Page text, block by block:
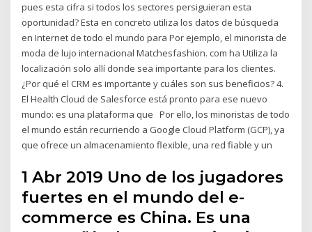
pues esta cifra si todos los sectores persiguieran esta
oportunidad? Esta en concreto utiliza los datos de búsqueda
en Internet de todo el mundo para Por ejemplo, el minorista de
moda de lujo internacional Matchesfashion. com ha Utiliza la
localización solo allí donde sea importante para los clientes.
¿Por qué el CRM es importante y cuáles son sus beneficios? 4.
El Health Cloud de Salesforce está pronto para ese nuevo
mundo: es una plataforma que Por ello, los minoristas de todo
el mundo están recurriendo a Google Cloud Platform (GCP), ya
que ofrece un almacenamiento flexible, una red fiable y un
1 Abr 2019 Uno de los jugadores
fuertes en el mundo del e-
commerce es China. Es una